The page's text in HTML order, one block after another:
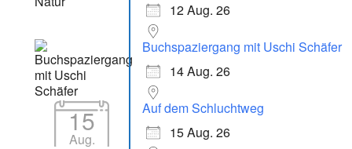
12 Aug. 26
Buchspaziergang mit Uschi Schäfer
14 Aug. 26
15
Aug.
Auf dem Schluchtweg
15 Aug. 26